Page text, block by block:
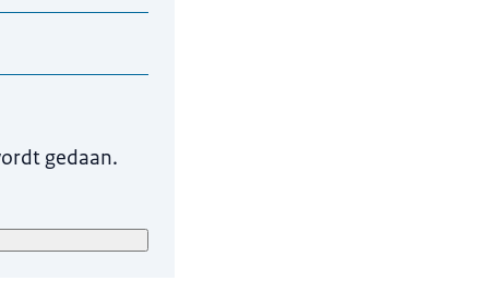
aanmelding
gedaan.